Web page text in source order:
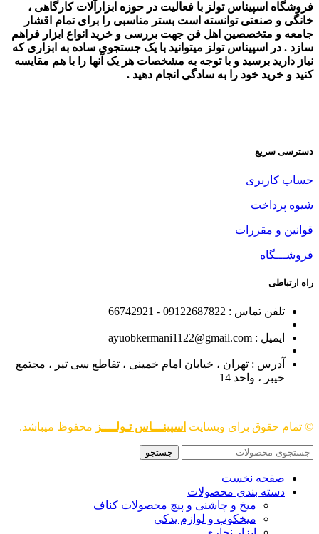
فروشگاه اسپیناس تولز با فعالیت در حوزه ابزارآلات کارگاهی ،
خانگی و صنعتی توانسته است بستر مناسبی را برای تمام اقشار
جامعه و متخصصین اهل فن جهت بررسی و خرید انواع ابزار فراهم
سازد . در اسپیناس تولز میتوانید با یک جستجوی ساده به ابزاری که
نیاز دارید برسید و با توجه به مشخصات هر یک آنها را با هم مقایسه
کنید و خرید خود را به سادگی انجام دهید .
دسترسی سریع
حساب کاربری
شیوه پرداخت
قوانین و مقررات
فروشـــگاه
راه ارتباطی
تلفن تماس : 09122687822 - 66742921
ایمیل : ayuobkermani1122@gmail.com
آدرس : تهران ، خیابان امام خمینی ، تقاطع سی تیر ، مجتمع
خیبر ، واحد 14
© تمام حقوق برای وبسایت اسپینـــاس تـولــــز محفوظ میباشد.
جستجو
صفحه نخست
دسته بندی محصولات
میخ و چاشنی و پیچ محصولات کناف
میخکوب و لوازم یدکی